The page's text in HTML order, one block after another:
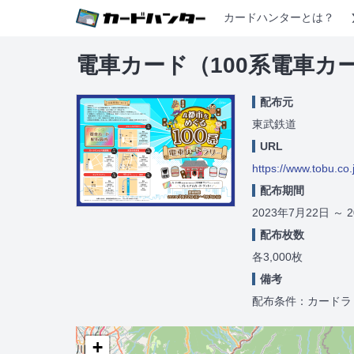
カードハンターとは？
電車カード（100系電車カ
配布元
東武鉄道
URL
https://
配布期間
2023年7月22日 ～
配布枚数
各3,000枚
備考
配布条件：カード
+